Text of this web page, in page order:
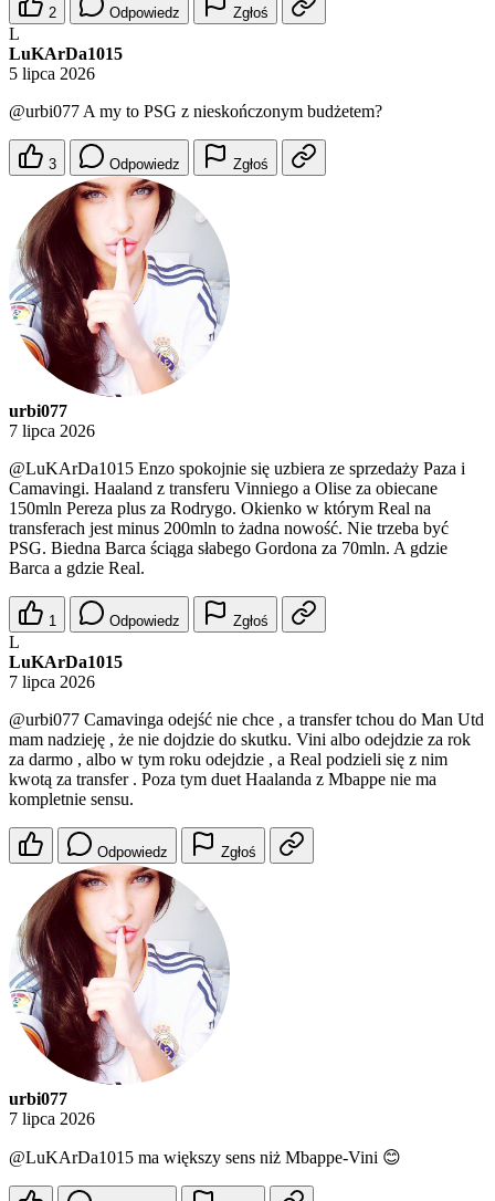
2 Odpowiedz Zgłoś
L
LuKArDa1015
5 lipca 2026
@urbi077 A my to PSG z nieskończonym budżetem?
3 Odpowiedz Zgłoś
urbi077
7 lipca 2026
@LuKArDa1015 Enzo spokojnie się uzbiera ze sprzedaży Paza i
Camavingi. Haaland z transferu Vinniego a Olise za obiecane
150mln Pereza plus za Rodrygo. Okienko w którym Real na
transferach jest minus 200mln to żadna nowość. Nie trzeba być
PSG. Biedna Barca ściąga słabego Gordona za 70mln. A gdzie
Barca a gdzie Real.
1 Odpowiedz Zgłoś
L
LuKArDa1015
7 lipca 2026
@urbi077 Camavinga odejść nie chce , a transfer tchou do Man Utd
mam nadzieję , że nie dojdzie do skutku. Vini albo odejdzie za rok
za darmo , albo w tym roku odejdzie , a Real podzieli się z nim
kwotą za transfer . Poza tym duet Haalanda z Mbappe nie ma
kompletnie sensu.
Odpowiedz Zgłoś
urbi077
7 lipca 2026
@LuKArDa1015 ma większy sens niż Mbappe-Vini 😊